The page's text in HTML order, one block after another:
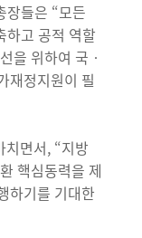
들은 “모든
고 공적 역할
을 위하여 국‧
재정지원이 필
치면서, “지방
핵심동력을 제
하기를 기대한